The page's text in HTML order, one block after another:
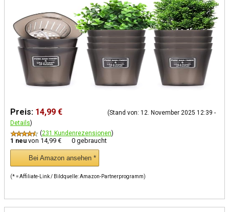
Preis: 14,99 €
(Stand von: 12. November 2025 12:39 -
Details)
(231 Kundenrezensionen)
1 neu von 14,99 € 0 gebraucht
Bei Amazon ansehen *
(* = Affiliate-Link / Bildquelle: Amazon-Partnerprogramm)